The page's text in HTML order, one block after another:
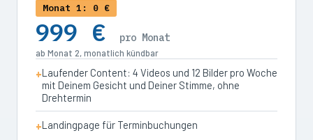
Monat 1: 0 €
999 € pro Monat
ab Monat 2, monatlich kündbar
Laufender Content: 4 Videos und 12 Bilder pro Woche
mit Deinem Gesicht und Deiner Stimme, ohne
Drehtermin
Landingpage für Terminbuchungen